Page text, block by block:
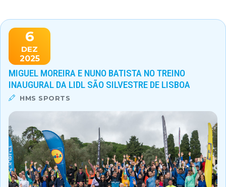
6
DEZ
2025
MIGUEL MOREIRA E NUNO BATISTA NO TREINO
INAUGURAL DA LIDL SÃO SILVESTRE DE LISBOA
HMS SPORTS